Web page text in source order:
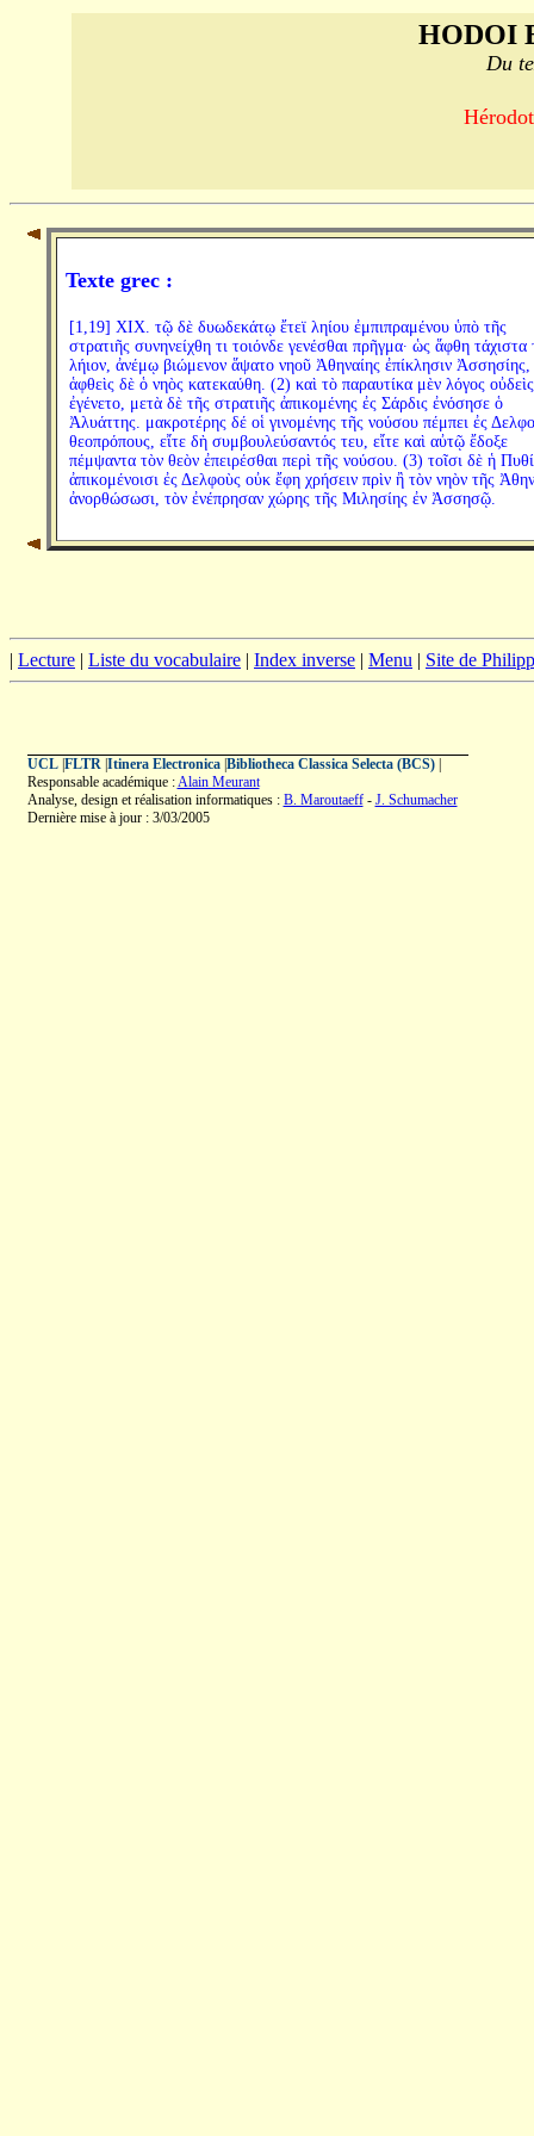
HODOI
Du
Texte grec :
[1,19] XIX. τῷ δὲ δυωδεκάτῳ ἔτεϊ ληίου ἐμπιπραμένου ὑπὸ τῆς
στρατιῆς συνηνείχθη τι τοιόνδε γενέσθαι πρῆγμα· ὡς ἅφθη τάχιστα
λήιον, ἀνέμῳ βιώμενον ἅψατο νηοῦ Ἀθηναίης ἐπίκλησιν Ἀσσησίης,
ἁφθεὶς δὲ ὁ νηὸς κατεκαύθη. (2) καὶ τὸ παραυτίκα μὲν λόγος οὐδεὶς
ἐγένετο, μετὰ δὲ τῆς στρατιῆς ἀπικομένης ἐς Σάρδις ἐνόσησε ὁ
Ἀλυάττης. μακροτέρης δέ οἱ γινομένης τῆς νούσου πέμπει ἐς
θεοπρόπους, εἴτε δὴ συμβουλεύσαντός τευ, εἴτε καὶ αὐτῷ ἔδοξε
πέμψαντα τὸν θεὸν ἐπειρέσθαι περὶ τῆς νούσου. (3) τοῖσι δὲ ἡ
ἀπικομένοισι ἐς Δελφοὺς οὐκ ἔφη χρήσειν πρὶν ἢ τὸν νηὸν τῆς
ἀνορθώσωσι, τὸν ἐνέπρησαν χώρης τῆς Μιλησίης ἐν Ἀσσησῷ.
| Lecture | Liste du vocabulaire | Index inverse | Menu | Site de
UCL| FLTR| Itinera Electronica| Bibliotheca Classica Selecta (BCS)|
Responsable académique :Alain Meurant
Analyse, design et réalisation informatiques : B. Maroutaeff- J. Schumacher
Dernière mise à jour : 3/03/2005